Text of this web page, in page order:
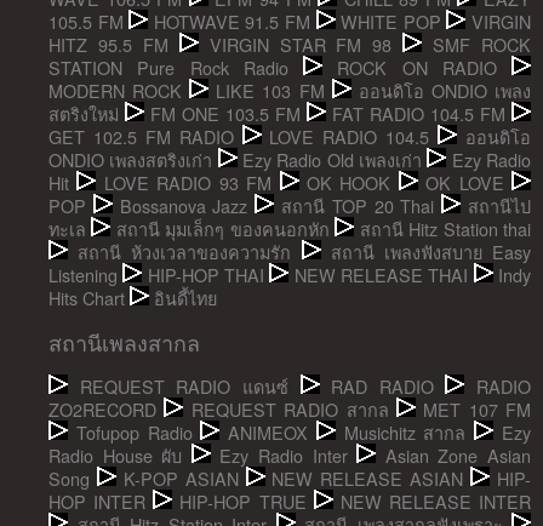
105.5 FM
HOTWAVE 91.5 FM WHITE POP
VIRGIN
HITZ 95.5 FM
VIRGIN STAR FM 98
SMF ROCK
STATION Pure Rock Radio
ROCK ON RADIO
MODERN ROCK
LIKE 103 FM
ออนดิโอ ONDIO เพลง
สตริงใหม่
FM ONE 103.5 FM
FAT RADIO 104.5 FM
GET 102.5 FM RADIO
LOVE RADIO 104.5
ออนดิโอ
ONDIO เพลงสตริงเก่า
Ezy Radio Old เพลงเก่า
Ezy Radio
Hit
LOVE RADIO 93 FM OK HOOK
OK LOVE
POP
Bossanova Jazz สถานี TOP 20 Thai
สถานีไป
ทะเล
สถานี มุมเล็กๆ ของคนอกหัก
สถานี Hitz Station thai
สถานี ห้วงเวลาของความรัก
สถานี เพลงฟังสบาย Easy
Listening
HIP-HOP THAI NEW RELEASE THAI
Indy
Hits Chart
อินดี้ไทย
สถานีเพลงสากล
REQUEST RADIO แดนซ์ RAD RADIO
RADIO
ZO2RECORD
REQUEST RADIO สากล
MET 107 FM
Tofupop Radio
ANIMEOX Musichitz สากล
Ezy
Radio House ผับ
Ezy Radio Inter
Asian Zone Asian
Song
K-POP ASIAN NEW RELEASE ASIAN
HIP-
HOP INTER
HIP-HOP TRUE
NEW RELEASE INTER